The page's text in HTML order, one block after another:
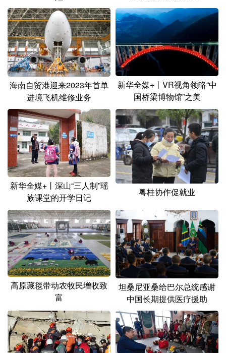
多语种频道
English Español Français عربى
Русский язык
Deutsch Português
海南自贸港迎来2023年首单
进境飞机维修业务
新华全媒+丨VR视角领略“中
国桥梁博物馆”之美
新华全媒+丨深山“三人制”瑶
族课堂的开学日记
粤桂协作促就业
高原藏毯带动农牧民增收致
富
坦桑尼亚桑给巴尔总统感谢
中国长期提供医疗援助